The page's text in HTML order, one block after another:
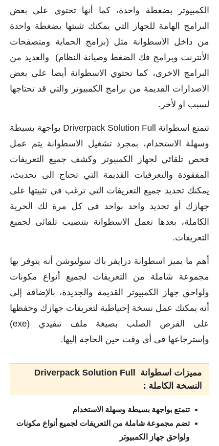
الكمبيوتر بضغطة واحدة، كما أنها تحتوي على بعض
البرامج الهامة للجهاز التي يمكنك تثبيتها بضغطة واحدة
من داخل الاسطوانة مثل (برامج الحماية ومتصفحات
الأنترنت وبرامج فك الضغط وصيانة النظام) والعديد من
البرامج الاخرى، كما تحتوي الاسطوانة أيضا على بعض
الاصدارات القديمة من برامج الكمبيوتر والتي قد تحتاجها
لسبب او لأخر.
تتمتع اسطوانة Driverpack Solution Full بواجهة بسيطة
وسهلة الاستخدام، بمجرد تشغيل الاسطوانة يتم عمل
فحص تلقائي لجهاز الكمبيوتر وكشف جميع التعريفات
المفقودة والتعرفيات القديمة التي تحتاج الى تحديث،
يمكنك تحديد جميع التعريفات التي ترغب في تثبيتها على
جهازك أو تحديد واحد بواحد فى كل مرة لك الحرية
الكاملة، بعدها تعمل الاسطوانة بتنصيب تلقائى لجميع
التعريفات.
أهم ما يميز اسطوانة درايفر باك سوليوشن أنه يتوفر بها
مجموعة شاملة من التعريفات لجميع أنواع مكونات
ولواحق جهاز الكمبيوتر القديمة والجديدة، بالإضافة إلى
أنه يمكنك عمل نسخة إحتياطية لتعريفات جهازك وحفظها
على القرص الصلب بصيغة ملف تنفيدي (exe)
وإسترجاعها فى أى وقت حين الحاجة إليها.
مميزات اسطوانة Driverpack Solution Full
النسخة الكاملة :
تتمتع بواجهة بسيطة وسهلة الاستخدام
تضم مجموعة شاملة من التعريفات لجميع أنواع مكونات
ولواحق جهاز الكمبيوتر